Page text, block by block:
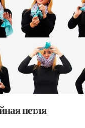
петля